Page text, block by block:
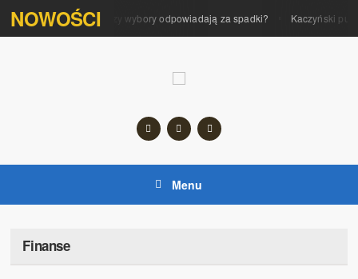
NOWOŚCI
Polityka na giełdzie. Czy wybory odpowiadają za spadki? Kaczyński
Menu
Finanse